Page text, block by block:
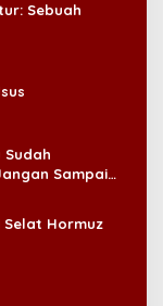
Sebuah
Sudah
Sampai
Selat Hormuz